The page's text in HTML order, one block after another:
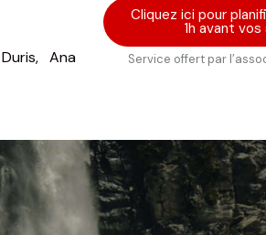
Ana
Cliquez ici pour
1h avant
Service offert par